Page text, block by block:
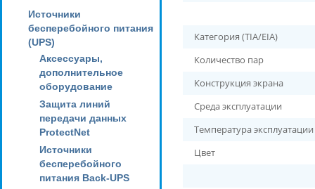
Источники
бесперебойного питания
(UPS)
Аксессуары,
дополнительное
оборудование
Защита линий
передачи данных
ProtectNet
Источники
бесперебойного
питания Back-UPS
Категория (TIA/EIA)
Количество пар
Конструкция экрана
Среда эксплуатации
Температура эксплуатации
Цвет